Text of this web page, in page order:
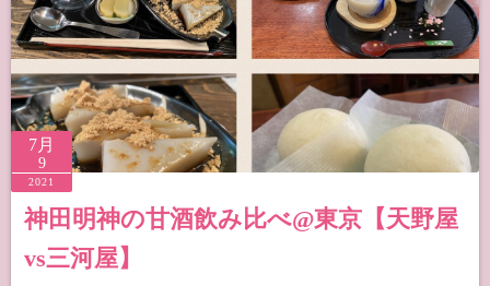
7月
9
2021
神田明神の甘酒飲み比べ@東京【天野屋
vs三河屋】